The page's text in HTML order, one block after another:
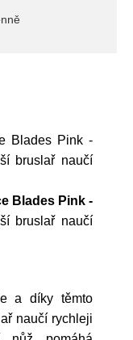
Blades Pink -
bruslař naučí
Blades Pink -
bruslař naučí
a díky těmto
naučí rychleji